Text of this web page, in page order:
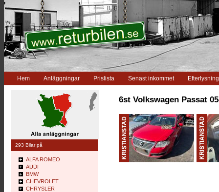
Hem Anläggningar Prislista Senast inkommet Efterlysning
6st Volkswagen Passat
293 Bilar på
ALFA ROMEO
AUDI
BMW
CHEVROLET
CHRYSLER